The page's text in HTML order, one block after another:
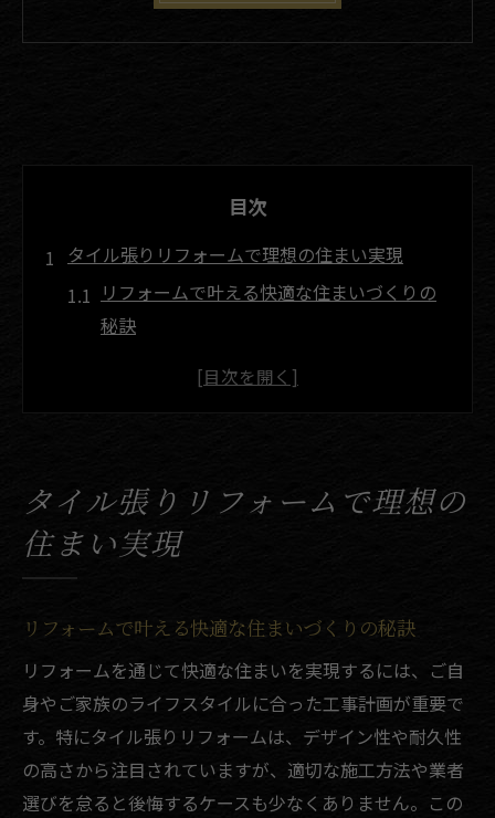
目次
タイル張りリフォームで理想の住まい実現
リフォームで叶える快適な住まいづくりの
秘訣
タイル張りリフォームの魅力とメリットを
タイル張りリフォームのポイントと注意点
大分県で選ぶタイルリフォームの基本知識
徴
識
大分県でリフォームする際のポイントまと
め
タイル張りリフォームの工法と選び方解説
タイル張りリフォームで理想の
住まい実現
リフォームで叶える快適な住まいづくりの秘訣
リフォームを通じて快適な住まいを実現するには、ご自
身やご家族のライフスタイルに合った工事計画が重要で
す。特にタイル張りリフォームは、デザイン性や耐久性
の高さから注目されていますが、適切な施工方法や業者
選びを怠ると後悔するケースも少なくありません。この